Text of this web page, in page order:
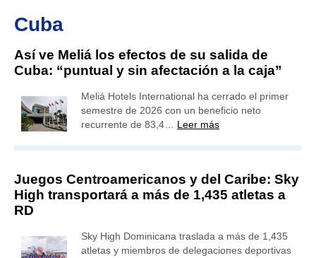
Cuba
Así ve Meliá los efectos de su salida de
Cuba: “puntual y sin afectación a la caja”
Meliá Hotels International ha cerrado el primer
semestre de 2026 con un beneficio neto
recurrente de 83,4… Leer más
Juegos Centroamericanos y del Caribe: Sky
High transportará a más de 1,435 atletas a
RD
Sky High Dominicana traslada a más de 1,435
atletas y miembros de delegaciones deportivas